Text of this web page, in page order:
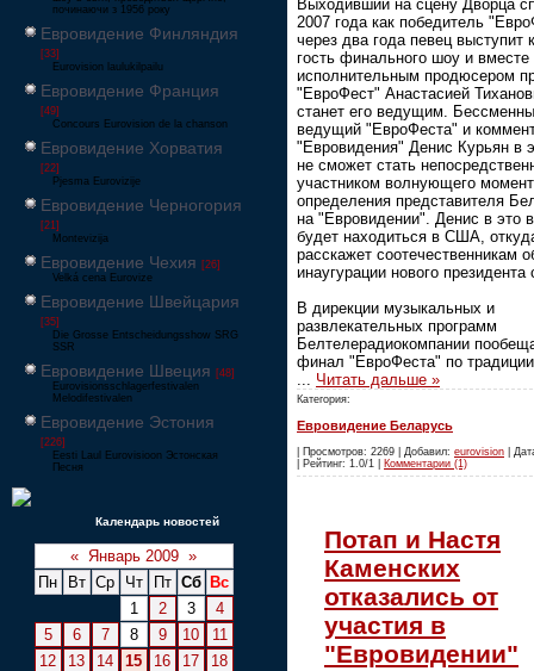
починаючи з 1956 року
Евровидение Финляндия
[33]
Eurovision laulukilpailu
Евровидение Франция
[49]
Concours Eurovision de la chanson
Евровидение Хорватия
[22]
Pjesma Eurovizije
Евровидение Черногория
[21]
Montevizija
Евровидение Чехия [26]
Velká cena Eurovize
Евровидение Швейцария
[35]
Die Grosse Entscheidungsshow SRG
SSR
Евровидение Швеция [48]
Eurovisionsschlagerfestivalen
Melodifestivalen
Евровидение Эстония
[226]
Eesti Laul Eurovisioon Эстонская
Песня
Календарь новостей
« Январь 2009 »
Пн
Вт Ср Чт Пт Сб
Вс
1
2 3
4
5
6 7 8 9 10
11
12
13 14 15 16 17
18
Выходивший на сцену Дворца
2007 года как победитель
через два года певец выступит
гость финального шоу и вместе
исполнительным продюсером
"ЕвроФест" Анастасией
станет его ведущим.
ведущий "ЕвроФеста" и
"Евровидения" Денис Курьян в
не сможет стать
участником волнующего
определения представителя
на "Евровидении". Денис в это
будет находиться в США,
расскажет соотечественникам
инаугурации нового президента
В дирекции музыкальных и
развлекательных программ
Белтелерадиокомпании
финал "ЕвроФеста" по
... Читать дальше »
Категория:
Евровидение Беларусь
| Просмотров: 2269 | Добавил: eurovision |
| Рейтинг: 1.0/1 | Комментарии (1)
Потап и Настя
Каменских
отказались от
участия в
"Евровидении"